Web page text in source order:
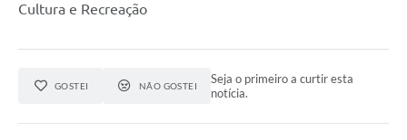
Cultura e Recreação
GOSTEI NÃO GOSTEI
Seja o primeiro a curtir esta
notícia.